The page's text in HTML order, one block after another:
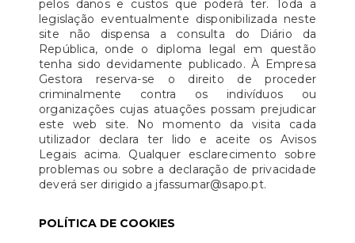
pelos danos e custos que poderá ter. Toda a
legislação eventualmente disponibilizada neste
site não dispensa a consulta do Diário da
República, onde o diploma legal em questão
tenha sido devidamente publicado. À Empresa
Gestora reserva-se o direito de proceder
criminalmente contra os indivíduos ou
organizações cujas atuações possam prejudicar
este web site. No momento da visita cada
utilizador declara ter lido e aceite os Avisos
Legais acima. Qualquer esclarecimento sobre
problemas ou sobre a declaração de privacidade
deverá ser dirigido a jfassumar@sapo.pt.
POLÍTICA DE COOKIES